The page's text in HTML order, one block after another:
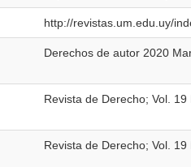
http://revistas.um.edu.uy/
Derechos de autor 2020
Revista de Derecho; Vol.
Revista de Derecho; Vol.